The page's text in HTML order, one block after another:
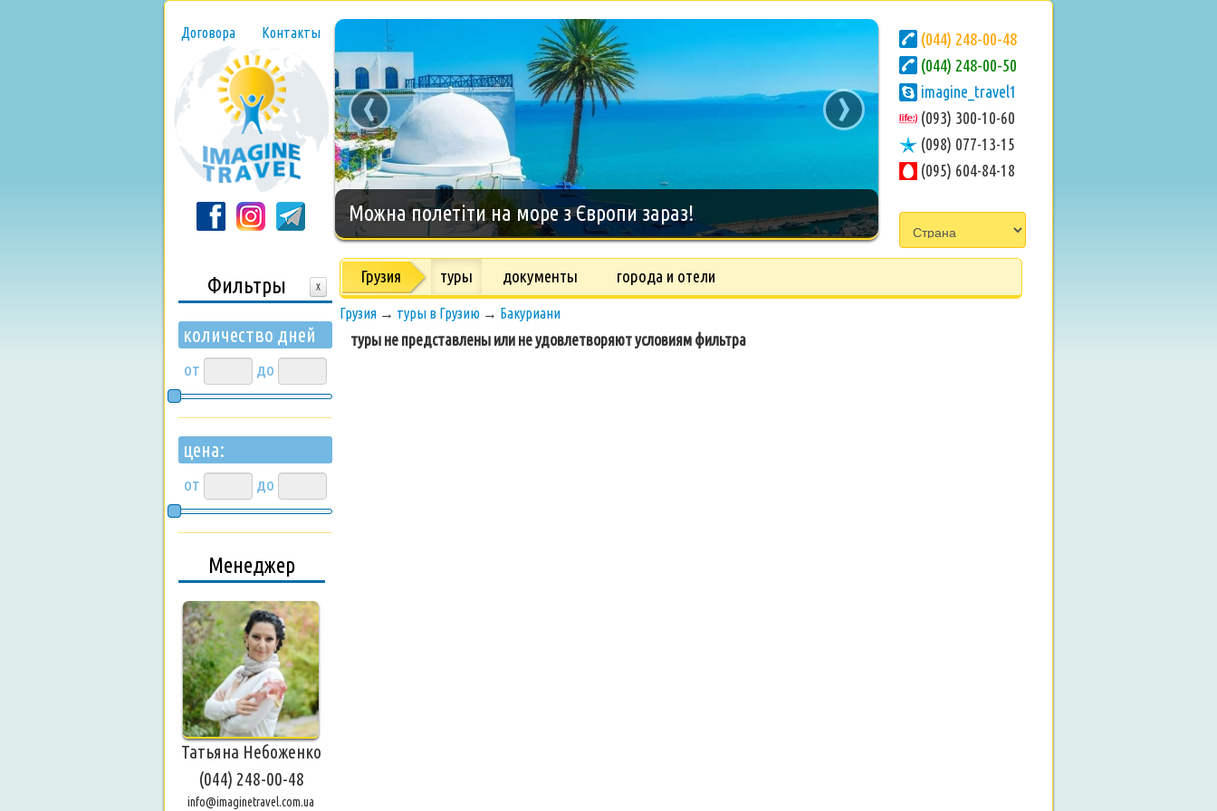
Договора Контакты
Новогодний тур на о.Занзибар, 8 дней
‹ ›
(044) 248-00-48
(044) 248-00-50
imagine_travel1
(093) 300-10-60
(098) 077-13-15
(095) 604-84-18
Фильтры X
количество дней
от до
цена:
от до
Менеджер
Татьяна Небоженко
(044) 248-00-48
info@imaginetravel.com.ua
Грузия туры документы города и отели
Грузия → туры в Грузию → Бакуриани
туры не представлены или не удовлетворяют условиям фильтра